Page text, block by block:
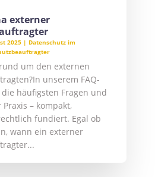
externer
2025| Datenschutz im
um den externen
unserem FAQ-
häufigsten Fragen und
– kompakt,
fundiert. Egal ob
wann ein externer